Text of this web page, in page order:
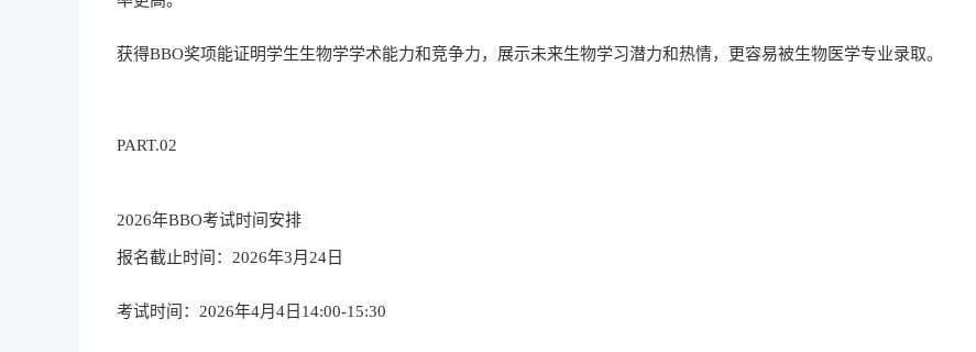
获得BBO奖项能证明学生生物学学术能力和竞争力，展示未来生物学习潜力和热情，更容易被生物医学专业录取。
PART.02
2026年BBO考试时间安排
报名截止时间：2026年3月24日
考试时间：2026年4月4日14:00-15:30